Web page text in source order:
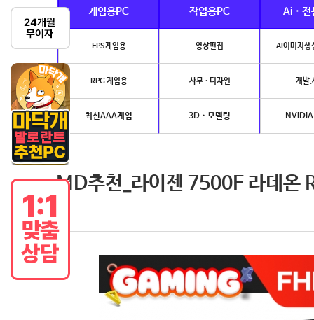
게임용PC 작업용PC Ai · 전
FPS게임용 영상편집 AI이미지생
RPG 게임용 사무 · 디자인 개발.
최신AAA게임 3D · 모델링
MD추천_라이젠 7500F 라데온